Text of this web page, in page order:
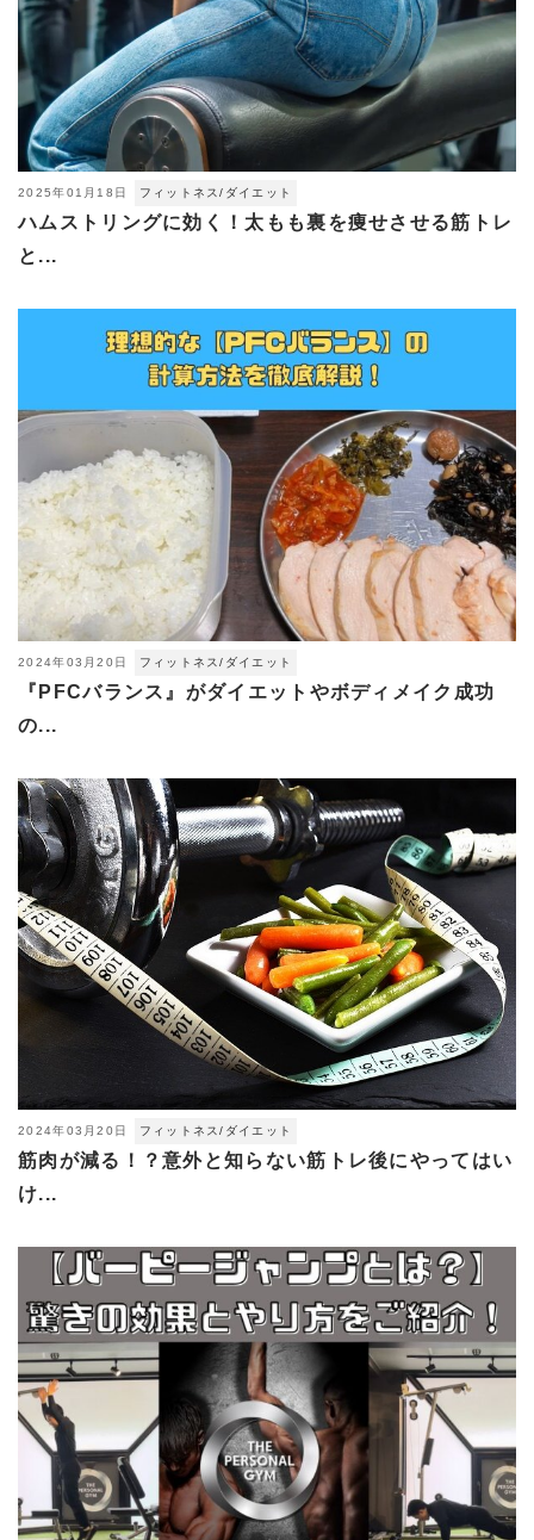
2025年01月18日 フィットネス/ダイエット
ハムストリングに効く！太もも裏を痩せさせる筋トレ
と...
2024年03月20日 フィットネス/ダイエット
『PFCバランス』がダイエットやボディメイク成功
の...
2024年03月20日 フィットネス/ダイエット
筋肉が減る！？意外と知らない筋トレ後にやってはい
け...